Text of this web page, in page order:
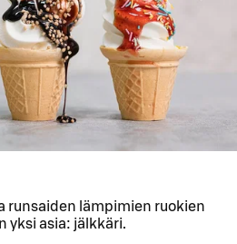
runsaiden lämpimien ruokien
yksi asia: jälkkäri.